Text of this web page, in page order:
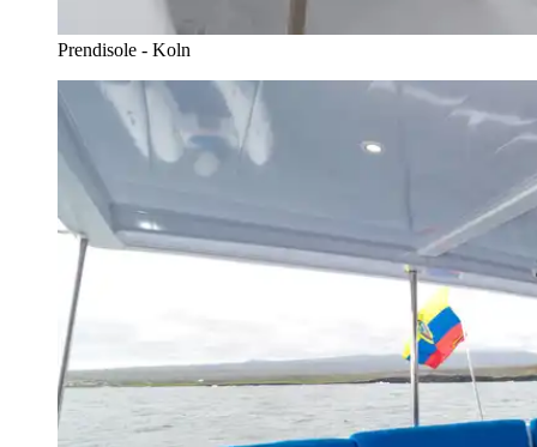
Prendisole - Koln